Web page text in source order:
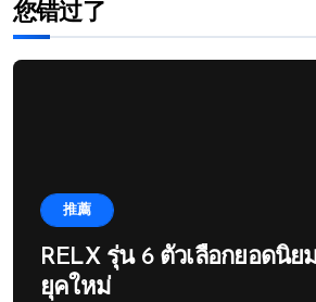
您错过了
推薦
RELX รุ่น 6 ตัวเลือกยอดนิย
ยุคใหม่